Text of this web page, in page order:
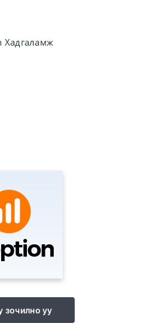
алхамууд
Хадгаламж
зочилно уу